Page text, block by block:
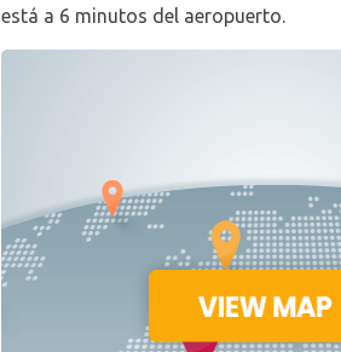
está a 6 minutos del aeropuerto.